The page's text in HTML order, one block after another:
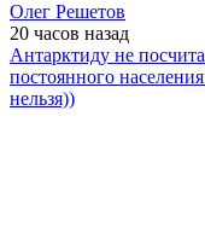
Олег Решетов
20 часов назад
Антарктиду не
постоянного
нельзя))